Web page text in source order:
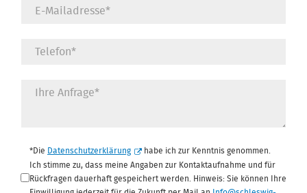
Datenschutz*
*Die Datenschutzerklärung
habe ich zur Kenntnis genommen.
Ich stimme zu, dass meine Angaben zur Kontaktaufnahme und für
Rückfragen dauerhaft gespeichert werden. Hinweis: Sie können Ihre